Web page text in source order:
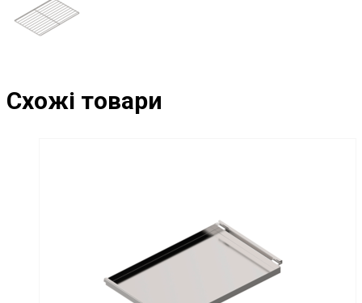
Схожі товари